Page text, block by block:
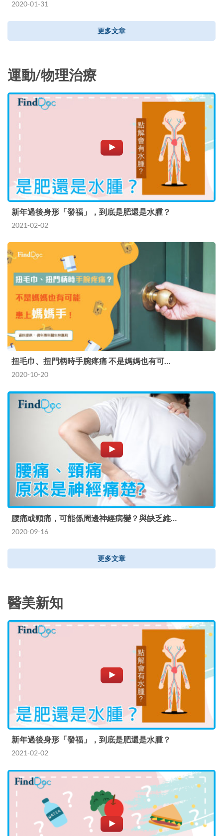
2020-01-31
更多文章
運動/物理治療
新年過後身形「發福」，到底是肥還是水腫？
2021-02-02
扭毛巾、扭門柄時手腕疼痛 不是媽媽也有可…
2020-10-20
腰痛或頸痛，可能係周邊神經病變？與缺乏維…
2020-09-16
更多文章
醫美新知
新年過後身形「發福」，到底是肥還是水腫？
2021-02-02